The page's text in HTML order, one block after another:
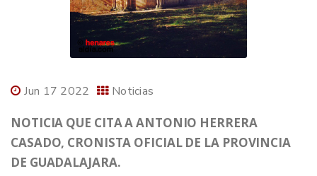
Jun 17 2022 Noticias
NOTICIA QUE CITA A ANTONIO HERRERA
CASADO, CRONISTA OFICIAL DE LA PROVINCIA
DE GUADALAJARA.